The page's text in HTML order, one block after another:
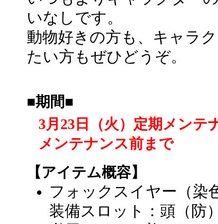
いなしです。
動物好きの方も、キャラ
たい方もぜひどうぞ。
■期間■
3月23日（火）定期メン
メンテナンス前まで
【アイテム概容】
フォックスイヤー（染
装備スロット：頭（防